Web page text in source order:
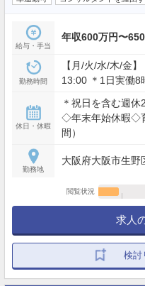
給与・手当
年収600万円〜
勤務時間
【月/火/水/木/金
13:00 ＊1日実働8
休日・休暇
＊祝日を含む週
◇年末年始休暇◇
間）
勤務地
大阪府大阪市生野
閲覧状況
求人
検討